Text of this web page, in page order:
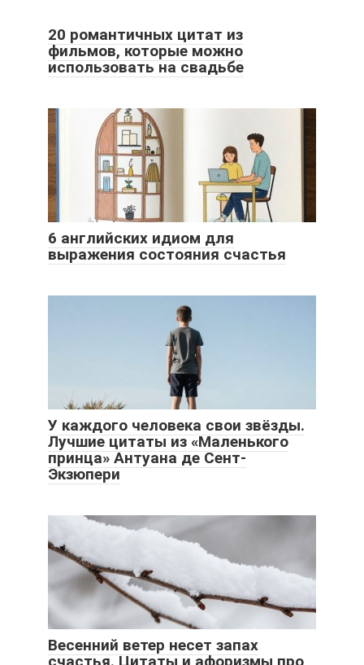
20 романтичных цитат из
фильмов, которые можно
использовать на свадьбе
6 английских идиом для
выражения состояния счастья
У каждого человека свои звёзды.
Лучшие цитаты из «Маленького
принца» Антуана де Сент-
Экзюпери
Весенний ветер несет запах